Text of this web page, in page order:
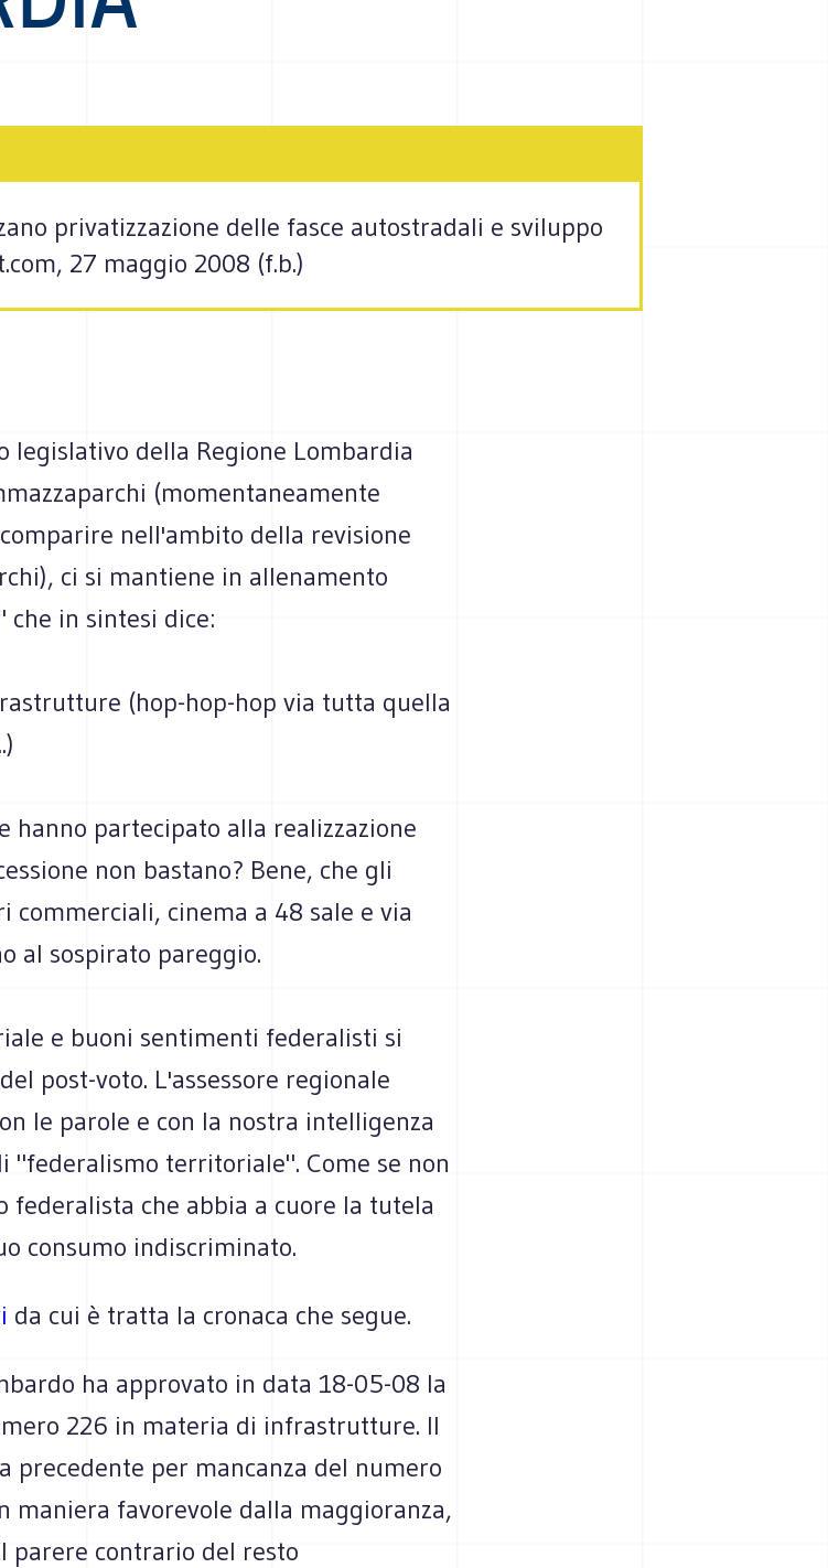
privatizzazione delle fasce autostradali e sviluppo
27 maggio 2008 (f.b.)
legislativo della Regione Lombardia
(momentaneamente
nell'ambito della revisione
ci si mantiene in allenamento
in sintesi dice:
(hop-hop-hop via tutta quella
hanno partecipato alla realizzazione
non bastano? Bene, che gli
commerciali, cinema a 48 sale e via
al sospirato pareggio.
e buoni sentimenti federalisti si
post-voto. L'assessore regionale
le parole e con la nostra intelligenza
"federalismo territoriale". Come se non
federalista che abbia a cuore la tutela
consumo indiscriminato.
da cui è tratta la cronaca che segue.
ha approvato in data 18-05-08 la
226 in materia di infrastrutture. Il
precedente per mancanza del numero
maniera favorevole dalla maggioranza,
parere contrario del resto